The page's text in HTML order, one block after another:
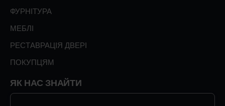
ФУРНІТУРА
МЕБЛІ
РЕСТАВРАЦІЯ ДВЕРІ
ПОКУПЦЯМ
ЯК НАС ЗНАЙТИ